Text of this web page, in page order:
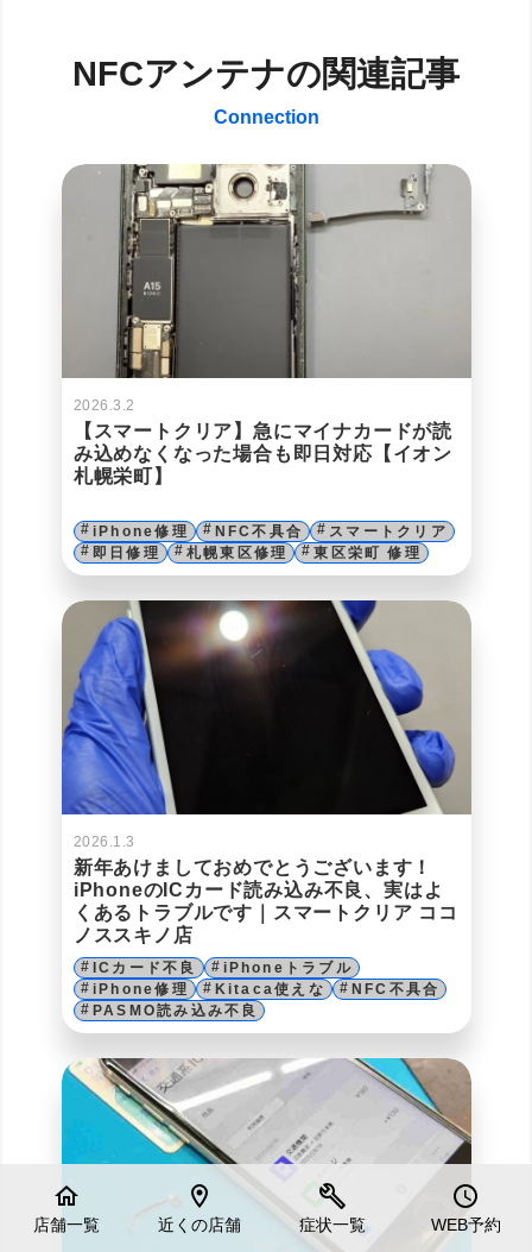
NFCアンテナの関連記事
Connection
2026.3.2
【スマートクリア】急にマイナカードが読
み込めなくなった場合も即日対応【イオン
札幌栄町】
iPhone修理 NFC不具合
スマートクリア
即日修理
札幌東区修理 東区栄町 修理
2026.1.3
新年あけましておめでとうございます！
iPhoneのICカード読み込み不良、実はよ
くあるトラブルです｜スマートクリア ココ
ノススキノ店
ICカード不良
iPhoneトラブル
iPhone修理
Kitaca使えな
NFC不具合
PASMO読み込み不良
home
店舗一覧
location_on
近くの店舗
build
症状一覧
schedule
WEB予約